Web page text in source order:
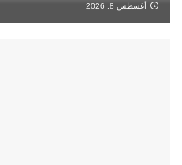
أغسطس 8, 2026